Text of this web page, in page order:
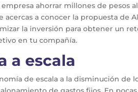
empresa ahorrar millones de pesos
acercas a conocer la propuesta de
la inversión para obtener un
en tu compañía.
a escala
de escala a la disminución